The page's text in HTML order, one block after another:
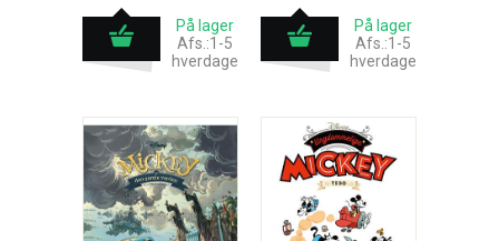
På lager
Afs.:1-5
hverdage
På lager
Afs.:1-5
hverdage